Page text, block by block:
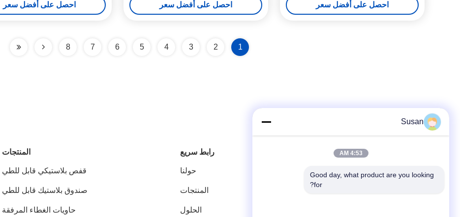
احصل على أفضل سعر احصل على أفضل سعر احصل على أفضل سعر
1
2
3
4
5
6
7
8
رابط سريع
حولنا
المنتجات
الحلول
المنتجات
قفص بلاستيكي قابل للطي
صندوق بلاستيك قابل للطي
حاويات الغطاء المرفقة
Susan
4:53 AM
Good day, what product are you looking
for?